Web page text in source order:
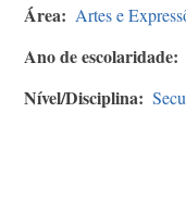
Área Artes e
Ano de escolaridade
Nível/Disciplina